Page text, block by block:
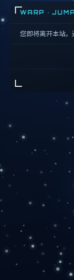
WARP · JUMP
您即将离开本站